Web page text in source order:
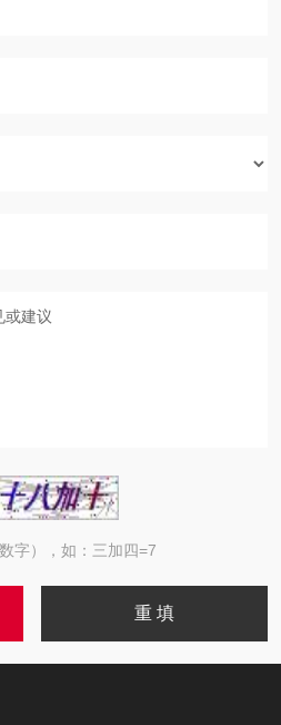
字），如：三加四=7